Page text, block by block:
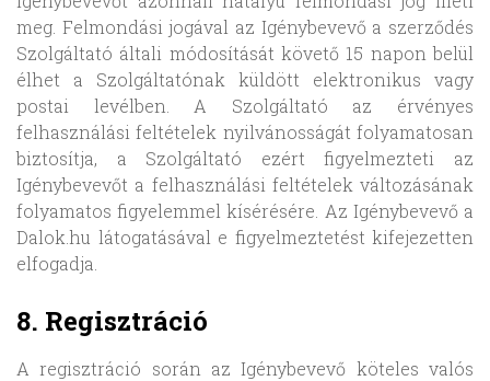
meg. Felmondási jogával az Igénybevevő a szerződés
Szolgáltató általi módosítását követő 15 napon belül
élhet a Szolgáltatónak küldött elektronikus vagy
postai levélben. A Szolgáltató az érvényes
felhasználási feltételek nyilvánosságát folyamatosan
biztosítja, a Szolgáltató ezért figyelmezteti az
Igénybevevőt a felhasználási feltételek változásának
folyamatos figyelemmel kísérésére. Az Igénybevevő a
Dalok.hu látogatásával e figyelmeztetést kifejezetten
elfogadja.
8. Regisztráció
A regisztráció során az Igénybevevő köteles valós